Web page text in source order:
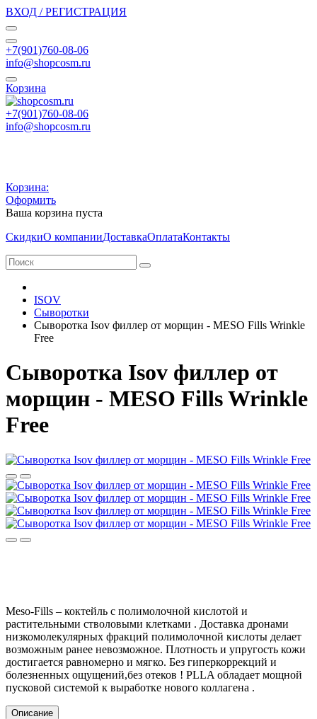
ВХОД / РЕГИСТРАЦИЯ
+7(901)760-08-06
info@shopcosm.ru
Корзина
+7(901)760-08-06
info@shopcosm.ru
Корзина:
Оформить
Ваша корзина пуста
СкидкиО компанииДоставкаОплатаКонтакты
ISOV
Сыворотки
Сыворотка Isov филлер от морщин - MESO Fills Wrinkle
Free
Сыворотка Isov филлер от
морщин - MESO Fills Wrinkle
Free
Мeso-Fills – коктейль с полимолочной кислотой и
растительными стволовыми клетками . Доставка дронами
низкомолекулярных фракций полимолочной кислоты делает
возможным ранее невозможное. Плотность и упругость кожи
достигается равномерно и мягко. Без гиперкоррекций и
болезненных ощущений,без отеков ! PLLA обладает мощной
пусковой системой к выработке нового коллагена .
Описание